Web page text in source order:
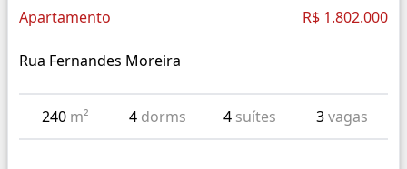
Apartamento R$ 1.802.000
Rua Fernandes Moreira
240 m² 4 dorms 4 suítes 3vagas